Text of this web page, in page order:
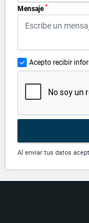
Mensaje *
Acepto recibir
Al enviar tus datos